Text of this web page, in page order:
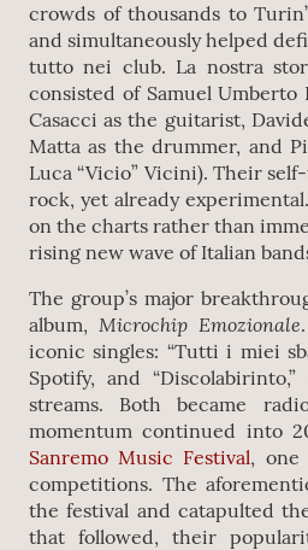
crowds of thousands to
and simultaneously helped
tutto nei club. La nostra
consisted of Samuel Umberto
Casacci as the guitarist,
Matta as the drummer, and
Luca “Vicio” Vicini). Their
rock, yet already
on the charts rather than
rising new wave of Italian
The group’s major
album,Microchip Emozionale
iconic singles: “Tutti i miei
Spotify, and
streams. Both became
momentum continued into
Sanremo Music Festival, one
competitions. The
the festival and catapulted
that followed, their